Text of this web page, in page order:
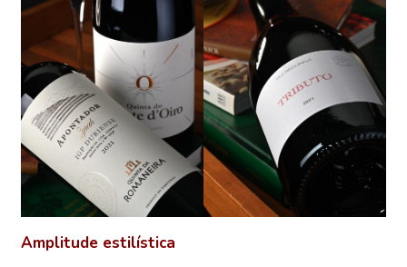
Amplitude estilística